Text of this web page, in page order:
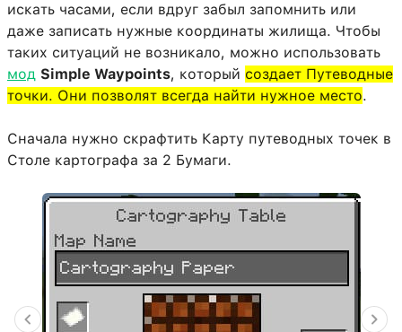
искать часами, если вдруг забыл запомнить или
даже записать нужные координаты жилища. Чтобы
таких ситуаций не возникало, можно использовать
мод Simple Waypoints, который создает Путеводные
точки. Они позволят всегда найти нужное место.
Сначала нужно скрафтить Карту путеводных точек в
Столе картографа за 2 Бумаги.